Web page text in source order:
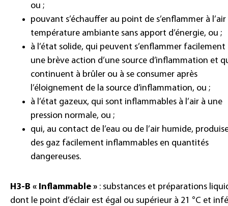
ou ;
pouvant s’échauffer au point de s’enflammer à l’air
température ambiante sans apport d’énergie, ou ;
à l’état solide, qui peuvent s’enflammer facilement
une brève action d’une source d’inflammation et
continuent à brûler ou à se consumer après
l’éloignement de la source d’inflammation, ou ;
à l’état gazeux, qui sont inflammables à l’air à une
pression normale, ou ;
qui, au contact de l’eau ou de l’air humide,
des gaz facilement inflammables en quantités
dangereuses.
H3-B « Inflammable » : substances et préparations
dont le point d’éclair est égal ou supérieur à 21 °C et